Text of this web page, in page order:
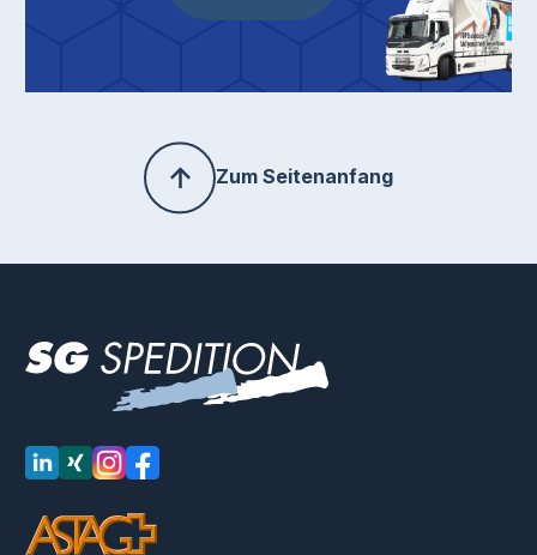
Zum Seitenanfang
LinkedIn
XINGInstagramFacebook